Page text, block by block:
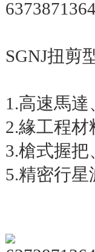
SGNJ扭剪
1.高速馬達
2.緣工程材
3.槍式握把
5.精密行星